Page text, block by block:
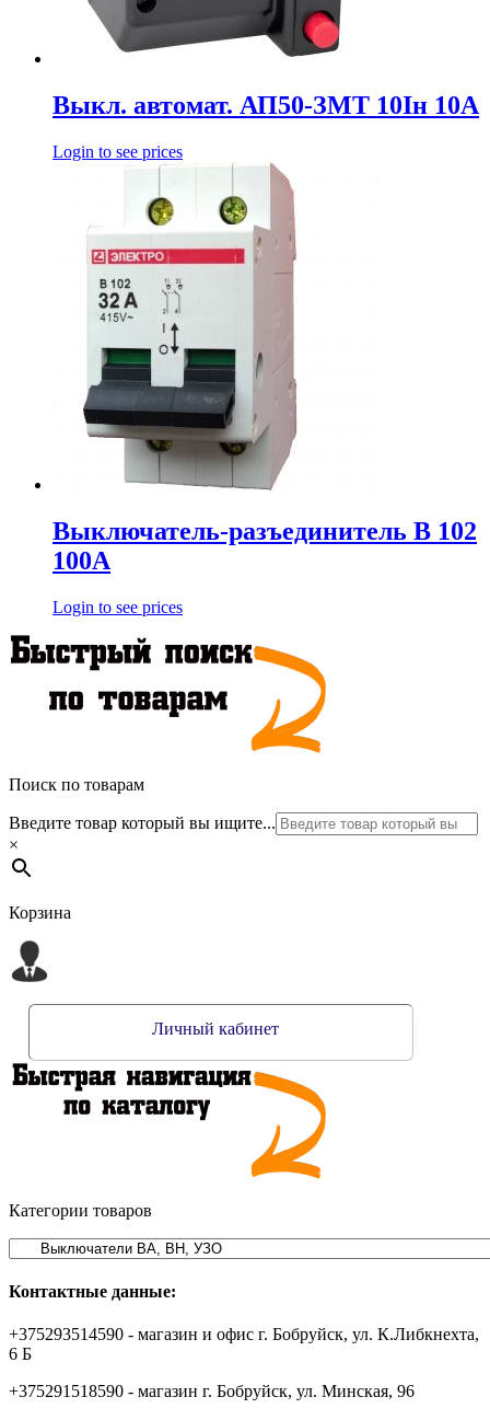
Выкл. автомат. АП50-ЗМТ 10Iн 10А
Login to see prices
Выключатель-разъединитель В 102
100А
Login to see prices
Поиск по товарам
Введите товар который вы ищите...
×
Корзина
Личный кабинет
Категории товаров
Контактные данные:
+375293514590 - магазин и офис г. Бобруйск, ул. К.Либкнехта,
6 Б
+375291518590 - магазин г. Бобруйск, ул. Минская, 96